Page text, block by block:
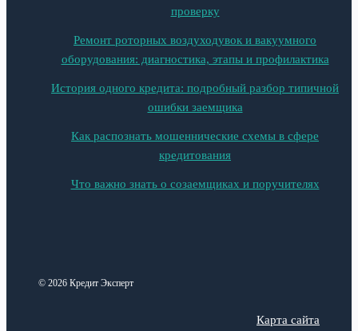
проверку
Ремонт роторных воздуходувок и вакуумного
оборудования: диагностика, этапы и профилактика
История одного кредита: подробный разбор типичной
ошибки заемщика
Как распознать мошеннические схемы в сфере
кредитования
Что важно знать о созаемщиках и поручителях
© 2026 Кредит Эксперт
Карта сайта